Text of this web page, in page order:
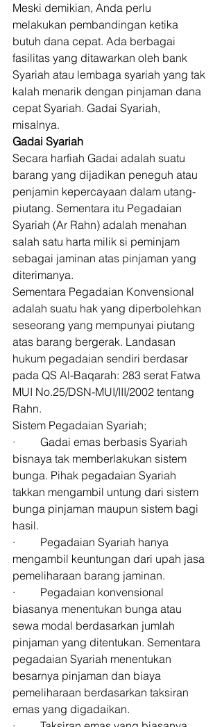
Meski demikian, Anda perlu
melakukan pembandingan ketika
butuh dana cepat. Ada berbagai
fasilitas yang ditawarkan oleh bank
Syariah atau lembaga syariah yang tak
kalah menarik dengan pinjaman dana
cepat Syariah. Gadai Syariah,
misalnya.
Gadai Syariah
Secara harfiah Gadai adalah suatu
barang yang dijadikan peneguh atau
penjamin kepercayaan dalam utang-
piutang. Sementara itu Pegadaian
Syariah (Ar Rahn) adalah menahan
salah satu harta milik si peminjam
sebagai jaminan atas pinjaman yang
diterimanya.
Sementara Pegadaian Konvensional
adalah suatu hak yang diperbolehkan
seseorang yang mempunyai piutang
atas barang bergerak. Landasan
hukum pegadaian sendiri berdasar
pada QS Al-Baqarah: 283 serat Fatwa
MUI No.25/DSN-MUI/III/2002 tentang
Rahn.
Sistem Pegadaian Syariah;
·         Gadai emas berbasis Syariah
bisnaya tak memberlakukan sistem
bunga. Pihak pegadaian Syariah
takkan mengambil untung dari sistem
bunga pinjaman maupun sistem bagi
hasil.
·         Pegadaian Syariah hanya
mengambil keuntungan dari upah jasa
pemeliharaan barang jaminan.
·         Pegadaian konvensional
biasanya menentukan bunga atau
sewa modal berdasarkan jumlah
pinjaman yang ditentukan. Sementara
pegadaian Syariah menentukan
besarnya pinjaman dan biaya
pemeliharaan berdasarkan taksiran
emas yang digadaikan.